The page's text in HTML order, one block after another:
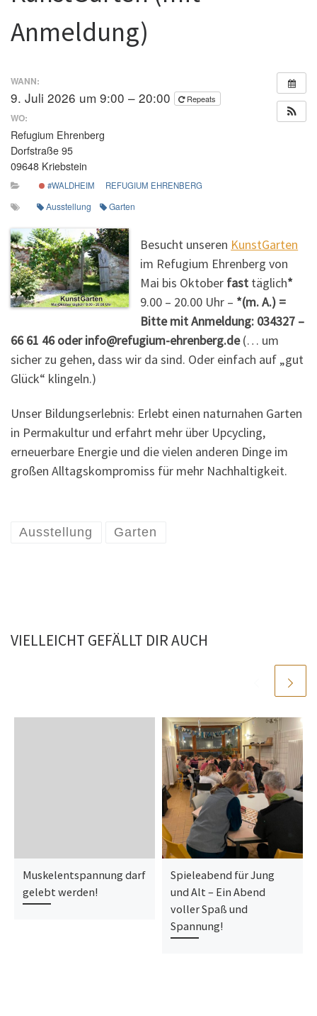
Anmeldung)
WANN:
9. Juli 2026 um 9:00 – 20:00 Repeats
WO:
Refugium Ehrenberg
Dorfstraße 95
09648 Kriebstein
#WALDHEIM REFUGIUM EHRENBERG
Ausstellung Garten
Besucht unseren KunstGarten
im Refugium Ehrenberg von
Mai bis Oktober fast täglich*
9.00 – 20.00 Uhr – *(m. A.) =
Bitte mit Anmeldung: 034327 –
66 61 46 oder info@refugium-ehrenberg.de(… um
sicher zu gehen, dass wir da sind. Oder einfach auf „gut
Glück“ klingeln.)
Unser Bildungserlebnis: Erlebt einen naturnahen Garten
in Permakultur und erfahrt mehr über Upcycling,
erneuerbare Energie und die vielen anderen Dinge im
großen Alltagskompromiss für mehr Nachhaltigkeit.
Ausstellung Garten
VIELLEICHT GEFÄLLT DIR AUCH
Muskelentspannung darf
gelebt werden!
Spieleabend für Jung
und Alt – Ein Abend
voller Spaß und
Spannung!